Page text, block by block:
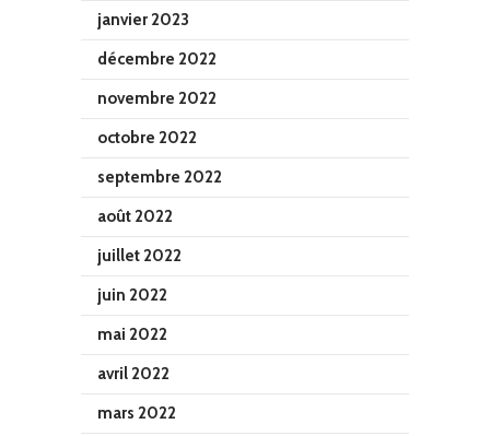
janvier 2023
décembre 2022
novembre 2022
octobre 2022
septembre 2022
août 2022
juillet 2022
juin 2022
mai 2022
avril 2022
mars 2022